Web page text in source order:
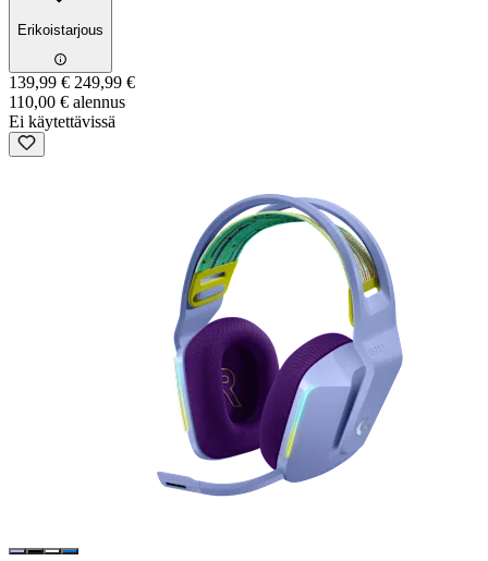
Erikoistarjous
139,99 € 249,99 €
110,00 € alennus
Ei käytettävissä